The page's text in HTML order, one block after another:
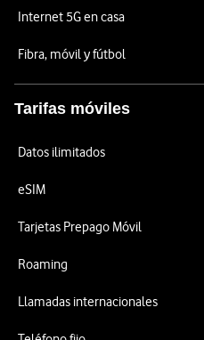
Internet 5G en casa
Fibra, móvil y fútbol
Tarifas móviles
Datos ilimitados
eSIM
Tarjetas Prepago Móvil
Roaming
Llamadas internacionales